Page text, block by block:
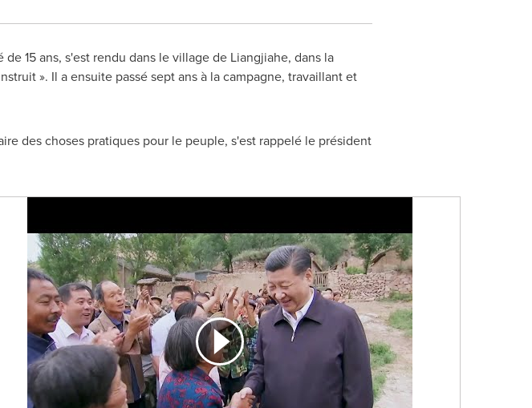
15 ans, s'est rendu dans le village de Liangjiahe, dans la
». Il a ensuite passé sept ans à la campagne, travaillant et
des choses pratiques pour le peuple, s'est rappelé le président